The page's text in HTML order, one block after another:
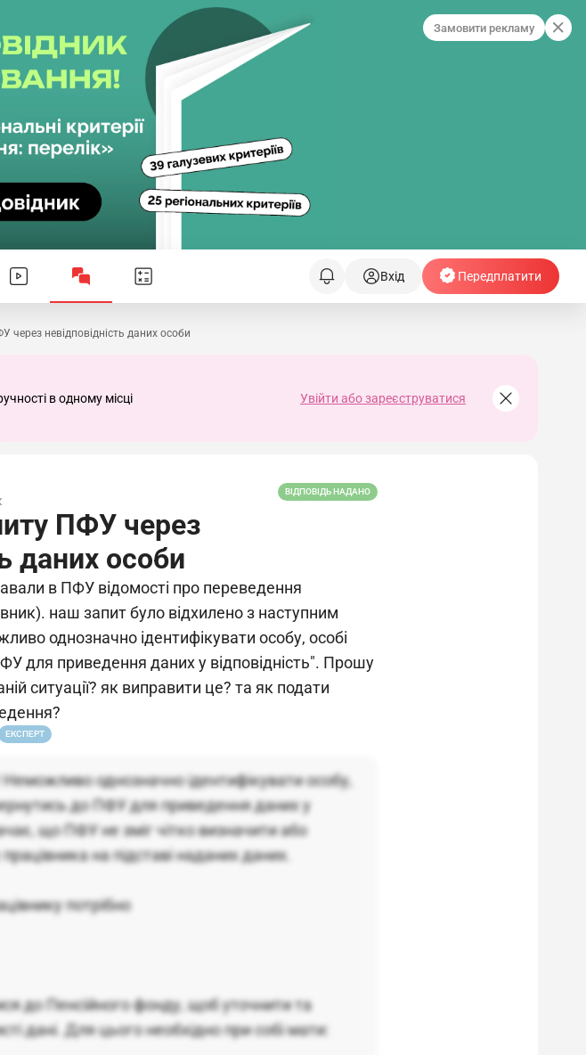
Замовити рекламу
Вхід Передплатити
через невідповідність даних особи
в одному місці Увійти або зареєструватися
ВІДПОВІДЬ НАДАНО
ПФУ через
даних особи
в ПФУ відомості про переведення
наш запит було відхилено з наступним
однозначно ідентифікувати особу, особі
для приведення даних у відповідність". Прошу
ситуації? як виправити це? та як подати
ЕКСПЕРТ
однозначно ідентифікувати особу,
до ПФУ для приведення даних у
що ПФУ не зміг чітко визначити або
на підставі наданих даних.
потрібно
до Пенсійного фонду, щоб уточнити та
дані. Для цього необхідно при собі мати: